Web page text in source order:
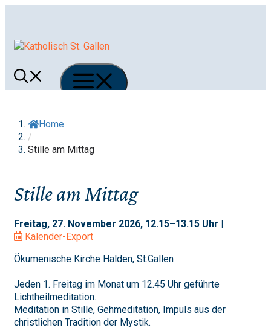
Menü
Home
/
Stille am Mittag
Stille am Mittag
Freitag, 27. November 2026, 12.15–13.15 Uhr |
Kalender-Export
Ökumenische Kirche Halden, St.Gallen
Jeden 1. Freitag im Monat um 12.45 Uhr geführte
Lichtheilmeditation.
Meditation in Stille, Gehmeditation, Impuls aus der
christlichen Tradition der Mystik.